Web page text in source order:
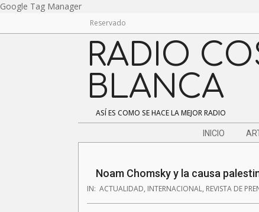
Google Tag ManagerSkip
content
Reservado
RADIO
BLANCA
ASÍ ES COMO SE HACE LA MEJOR RADIO
Menu
INICIO
Noam Chomsky y la causa
IN: ACTUALIDAD, INTERNACIONAL, REVISTA DE